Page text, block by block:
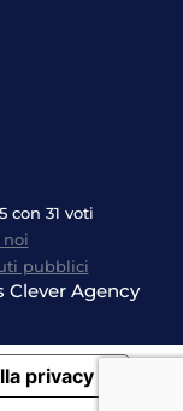
con 31 voti
noi
pubblici
Clever Agency
privacy